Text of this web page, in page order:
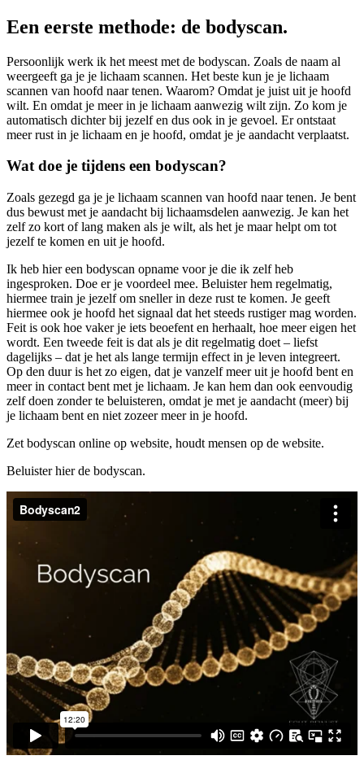
Een eerste methode: de bodyscan.
Persoonlijk werk ik het meest met de bodyscan. Zoals de naam al
weergeeft ga je je lichaam scannen. Het beste kun je je lichaam
scannen van hoofd naar tenen. Waarom? Omdat je juist uit je hoofd
wilt. En omdat je meer in je lichaam aanwezig wilt zijn. Zo kom je
automatisch dichter bij jezelf en dus ook in je gevoel. Er ontstaat
meer rust in je lichaam en je hoofd, omdat je je aandacht verplaatst.
Wat doe je tijdens een bodyscan?
Zoals gezegd ga je je lichaam scannen van hoofd naar tenen. Je bent
dus bewust met je aandacht bij lichaamsdelen aanwezig. Je kan het
zelf zo kort of lang maken als je wilt, als het je maar helpt om tot
jezelf te komen en uit je hoofd.
Ik heb hier een bodyscan opname voor je die ik zelf heb
ingesproken. Doe er je voordeel mee. Beluister hem regelmatig,
hiermee train je jezelf om sneller in deze rust te komen. Je geeft
hiermee ook je hoofd het signaal dat het steeds rustiger mag worden.
Feit is ook hoe vaker je iets beoefent en herhaalt, hoe meer eigen het
wordt. Een tweede feit is dat als je dit regelmatig doet – liefst
dagelijks – dat je het als lange termijn effect in je leven integreert.
Op den duur is het zo eigen, dat je vanzelf meer uit je hoofd bent en
meer in contact bent met je lichaam. Je kan hem dan ook eenvoudig
zelf doen zonder te beluisteren, omdat je met je aandacht (meer) bij
je lichaam bent en niet zozeer meer in je hoofd.
Zet bodyscan online op website, houdt mensen op de website.
Beluister hier de bodyscan.